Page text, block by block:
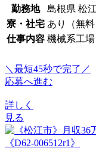
勤務地
島根県 松
寮・社宅 あり（無料
仕事内容 機械系工
＼最短45秒で完了／
応募へ進む
詳しく
見る